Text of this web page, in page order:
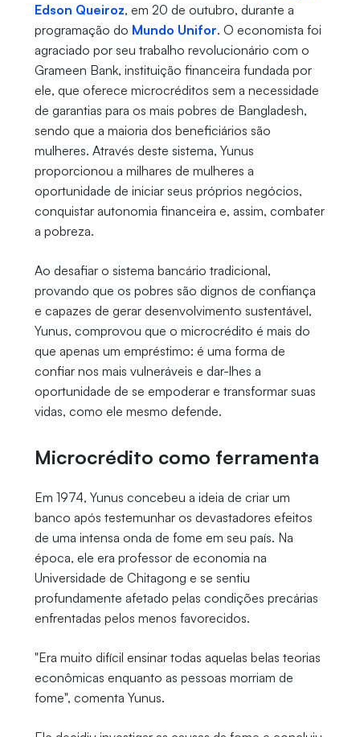
Edson Queiroz, em 20 de outubro, durante a
programação do Mundo Unifor. O economista foi
agraciado por seu trabalho revolucionário com o
Grameen Bank, instituição financeira fundada por
ele, que oferece microcréditos sem a necessidade
de garantias para os mais pobres de Bangladesh,
sendo que a maioria dos beneficiários são
mulheres. Através deste sistema, Yunus
proporcionou a milhares de mulheres a
oportunidade de iniciar seus próprios negócios,
conquistar autonomia financeira e, assim, combater
a pobreza.
Ao desafiar o sistema bancário tradicional,
provando que os pobres são dignos de confiança
e capazes de gerar desenvolvimento sustentável,
Yunus, comprovou que o microcrédito é mais do
que apenas um empréstimo: é uma forma de
confiar nos mais vulneráveis e dar-lhes a
oportunidade de se empoderar e transformar suas
vidas, como ele mesmo defende.
Microcrédito como ferramenta
Em 1974, Yunus concebeu a ideia de criar um
banco após testemunhar os devastadores efeitos
de uma intensa onda de fome em seu país. Na
época, ele era professor de economia na
Universidade de Chitagong e se sentiu
profundamente afetado pelas condições precárias
enfrentadas pelos menos favorecidos.
"Era muito difícil ensinar todas aquelas belas teorias
econômicas enquanto as pessoas morriam de
fome", comenta Yunus.